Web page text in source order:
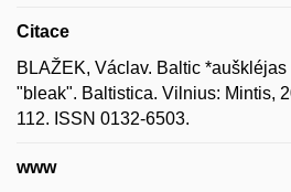
Citace
BLAŽEK, Václav. Baltic *auškléjas
"bleak". Baltistica. Vilnius: Mintis,
112. ISSN 0132-6503.
www